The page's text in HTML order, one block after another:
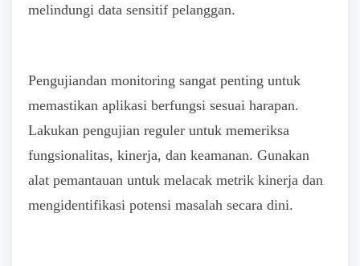
melindungi data sensitif pelanggan.
Pengujiandan monitoring sangat penting untuk
memastikan aplikasi berfungsi sesuai harapan.
Lakukan pengujian reguler untuk memeriksa
fungsionalitas, kinerja, dan keamanan. Gunakan
alat pemantauan untuk melacak metrik kinerja dan
mengidentifikasi potensi masalah secara dini.